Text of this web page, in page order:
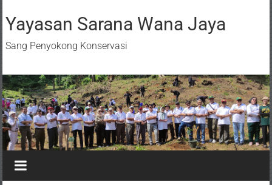
Yayasan Sarana Wana Jaya
Sang Penyokong Konservasi